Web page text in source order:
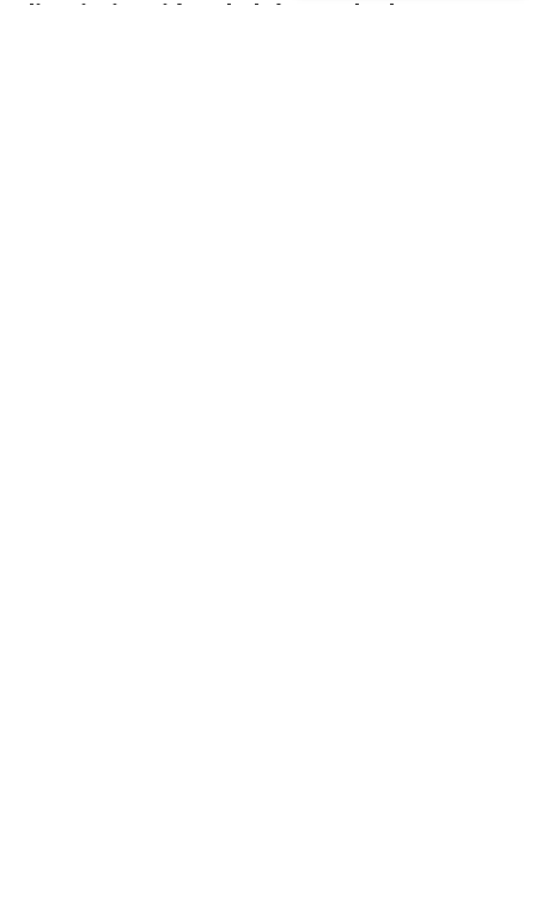
discriminación y la búsqueda de un